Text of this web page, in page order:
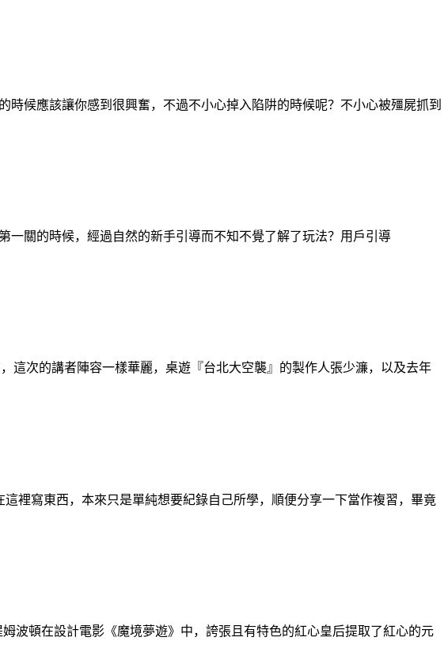
候應該讓你感到很興奮，不過不小心掉入陷阱的時候呢？不小心被殭屍抓到
關的時候，經過自然的新手引導而不知不覺了解了玩法？用戶引導
這次的講者陣容一樣華麗，桌遊『台北大空襲』的製作人張少濂，以及去年
這裡寫東西，本來只是單純想要紀錄自己所學，順便分享一下當作複習，畢竟
波頓在設計電影《魔境夢遊》中，誇張且有特色的紅心皇后提取了紅心的元